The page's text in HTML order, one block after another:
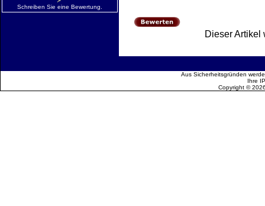
Schreiben Sie eine Bewertung.
Dieser Artikel
Aus Sicherheitsgründen
Ihre
Copyright ©